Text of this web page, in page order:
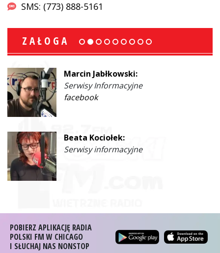
SMS: (773) 888-5161
ZAŁOGA
Marcin Jabłkowski:
Serwisy Informacyjne
facebook
Beata Kociołek:
Serwisy informacyjne
POBIERZ APLIKACJĘ RADIA
POLSKI FM W CHICAGO
I SŁUCHAJ NAS NONSTOP